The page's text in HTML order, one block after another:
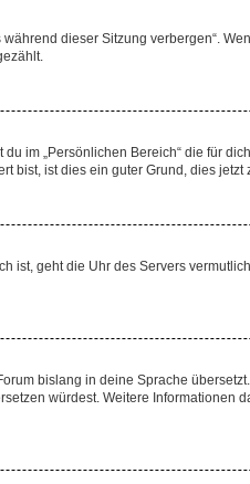
dieser Sitzung verbergen“.
im „Persönlichen Bereich“ die für
bist, ist dies ein guter Grund, dies jetzt
geht die Uhr des Servers
bislang in deine Sprache
würdest. Weitere Informationen